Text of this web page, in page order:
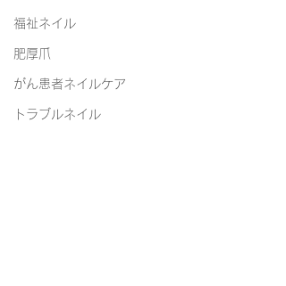
福祉ネイル
肥厚爪
がん患者ネイルケア
トラブルネイル